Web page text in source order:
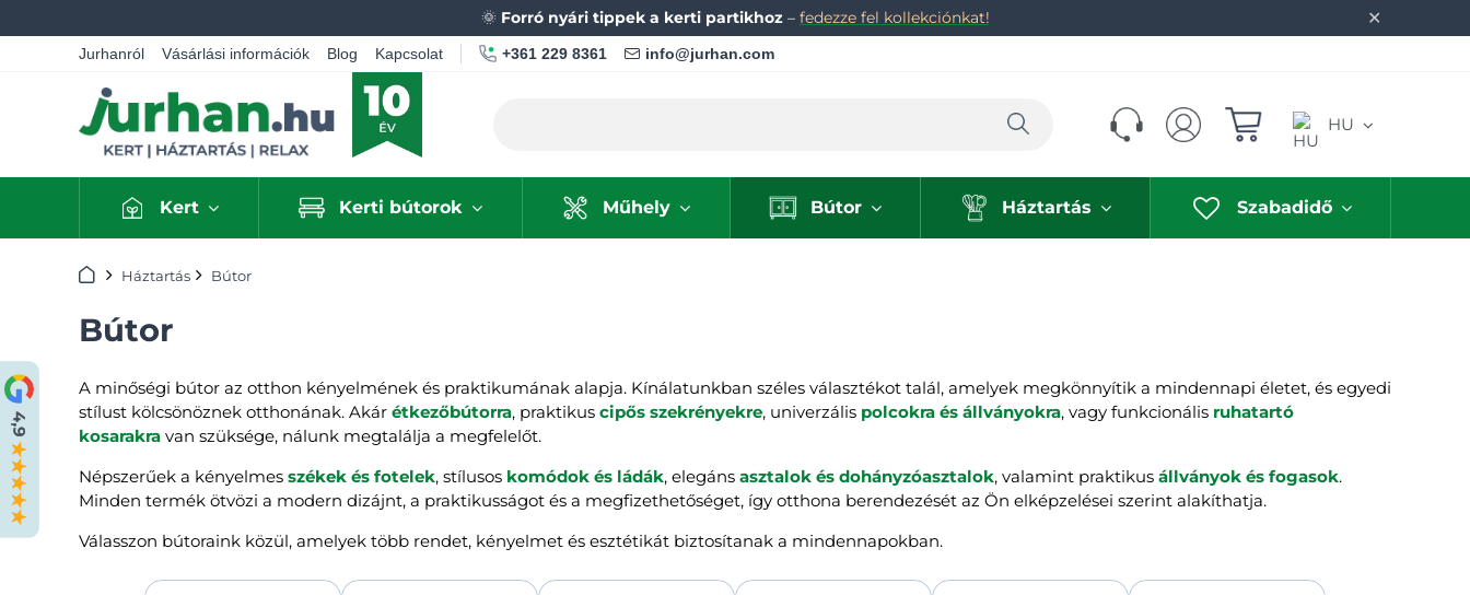
✕
🌞 Forró nyári tippek a kerti partikhoz– fedezze fel kollekciónkat!
Jurhanról Vásárlási információk Blog Kapcsolat +361 229 8361 info@jurhan.com
Keresés HU
Kert Kerti bútorok Műhely Bútor Háztartás Szabadidő
KezdőlapHáztartás Bútor
Bútor
A minőségi bútor az otthon kényelmének és praktikumának alapja. Kínálatunkban széles választékot talál, amelyek megkönnyítik a mindennapi életet, és egyedi
stílust kölcsönöznek otthonának. Akár étkezőbútorra, praktikus cipős szekrényekre, univerzális polcokra és állványokra, vagy funkcionális ruhatartó
kosarakra van szüksége, nálunk megtalálja a megfelelőt.
Népszerűek a kényelmes székek és fotelek, stílusos komódok és ládák, elegáns asztalok és dohányzóasztalok, valamint praktikus állványok és fogasok.
Minden termék ötvözi a modern dizájnt, a praktikusságot és a megfizethetőséget, így otthona berendezését az Ön elképzelései szerint alakíthatja.
Válasszon bútoraink közül, amelyek több rendet, kényelmet és esztétikát biztosítanak a mindennapokban.